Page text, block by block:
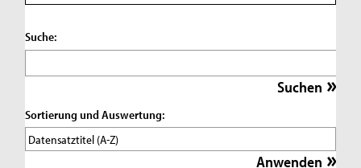
Suche:
Sortierung und Auswertung: